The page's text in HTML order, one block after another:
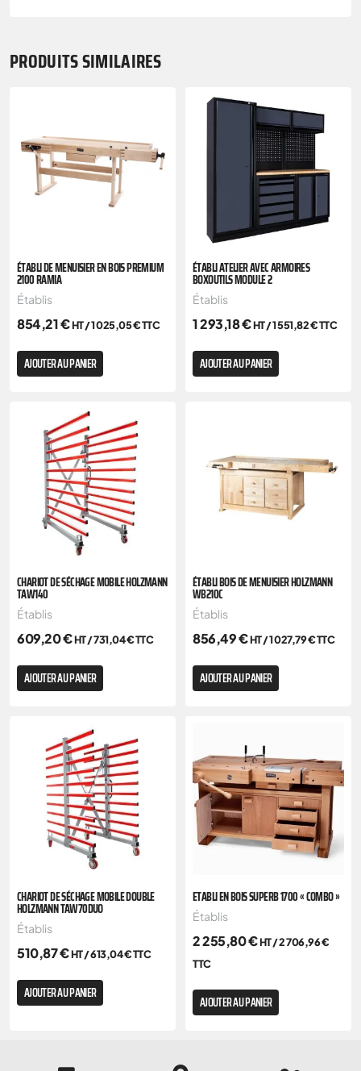
PRODUITS SIMILAIRES
ÉTABLI DE MENUISIER EN BOIS PREMIUM
2100 RAMIA
Établis
854,21€HT /1 025,05€TTC
AJOUTER AU PANIER
ÉTABLI ATELIER AVEC ARMOIRES
BOXOUTILS MODULE 2
Établis
1 293,18€HT /1 551,82€TTC
AJOUTER AU PANIER
CHARIOT DE SÉCHAGE MOBILE HOLZMANN
TAW140
Établis
609,20€HT /731,04€TTC
AJOUTER AU PANIER
ÉTABLI BOIS DE MENUISIER HOLZMANN
WB210C
Établis
856,49€HT /1 027,79€TTC
AJOUTER AU PANIER
CHARIOT DE SÉCHAGE MOBILE DOUBLE
HOLZMANN TAW70DUO
Établis
510,87€HT /613,04€TTC
AJOUTER AU PANIER
ETABLI EN BOIS SUPERB 1700 « COMBO »
Établis
2 255,80€HT /2 706,96€
TTC
AJOUTER AU PANIER